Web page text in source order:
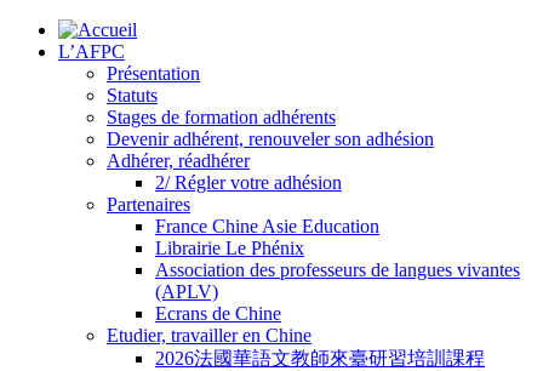
L’AFPC
Présentation
Statuts
Stages de formation adhérents
Devenir adhérent, renouveler son adhésion
Adhérer, réadhérer
2/ Régler votre adhésion
Partenaires
France Chine Asie Education
Librairie Le Phénix
Association des professeurs de langues vivantes
(APLV)
Ecrans de Chine
Etudier, travailler en Chine
2026法國華語文教師來臺研習培訓課程